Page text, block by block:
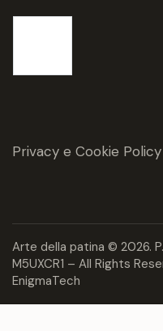
Privacy e Cookie Policy
Arte della patina © 2026.
M5UXCR1 – All Rights
EnigmaTech